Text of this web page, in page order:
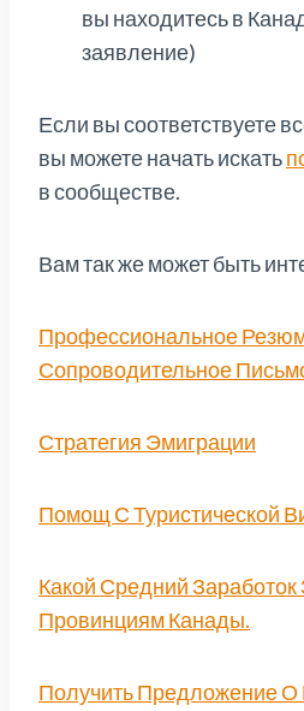
вы находитесь в
заявление)
Если вы соответствуете
вы можете начать искать
в сообществе.
Вам так же может быть
Профессиональное
Сопроводительное
Стратегия Эмиграции
Помощ С Туристической
Какой Средний
Провинциям Канады.
Получить Предложение О